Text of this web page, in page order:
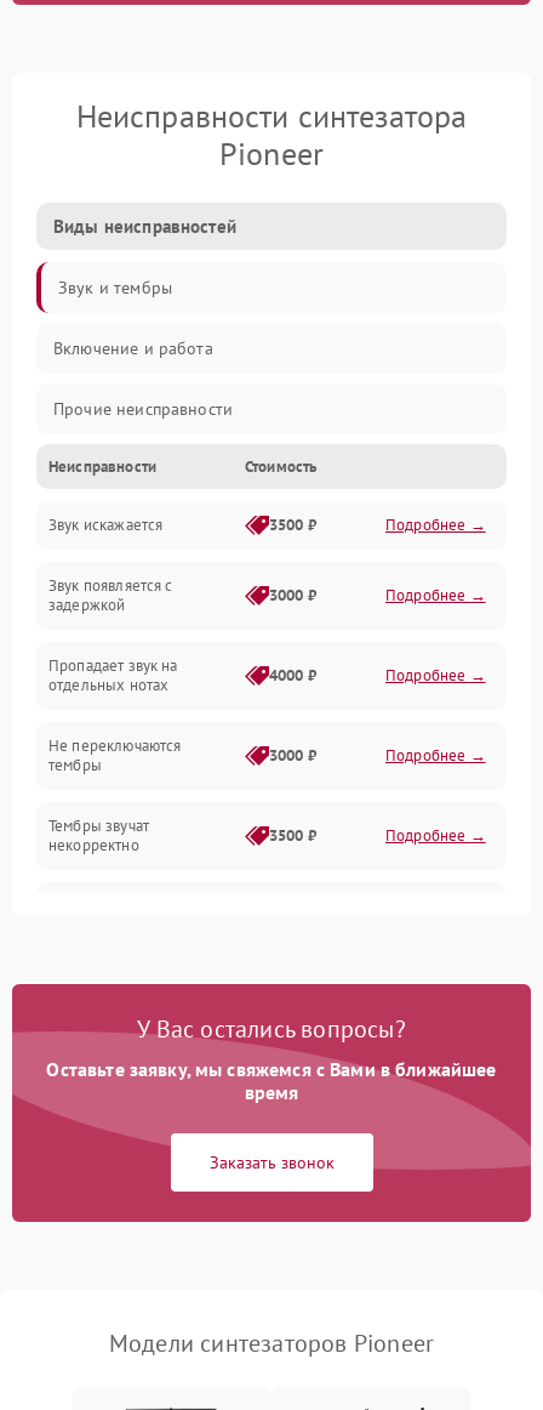
Неисправности синтезатора
Pioneer
Виды неисправностей
Звук и тембры
Включение и работа
Прочие неисправности
Управление и электроника
Клавиатура
Подключения и интерфейсы
Оптика
Электроника
Неисправности Стоимость
Звук искажается 3500 ₽ Подробнее →
Звук появляется с
задержкой
3000 ₽ Подробнее →
Пропадает звук на
отдельных нотах
4000 ₽ Подробнее →
Не переключаются
тембры
3000 ₽ Подробнее →
Тембры звучат
некорректно
3500 ₽ Подробнее →
У Вас остались вопросы?
Оставьте заявку, мы свяжемся с Вами в ближайшее
время
Заказать звонок
Модели синтезаторов Pioneer